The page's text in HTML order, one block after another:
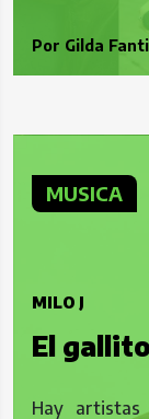
Por Gilda
MUSICA
MILO J
El
Hay artistas